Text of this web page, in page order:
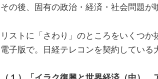
その後、固有の政治・経済・社会問題が
リストに「さわり」のところをいくつ
電子版で。日経テレコンを契約している